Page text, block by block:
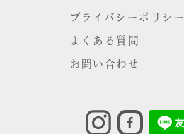
プライバシーポリシー
よくある質問
お問い合わせ